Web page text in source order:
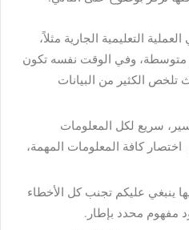
التعليمية الجارية مثلاً،
متوسطة، وفي الوقت نفسه تكون
الكثير من البيانات
سريع لكل المعلومات
اختصار كافة المعلومات المهمة،
ينبغي عليكم تجنب كل الأخطاء
مفهوم محدد بإطار.